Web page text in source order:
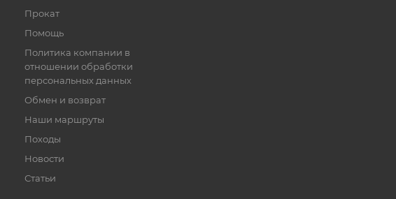
Прокат
Помощь
Политика компании в
отношении обработки
персональных данных
Обмен и возврат
Наши маршруты
Походы
Новости
Статьи